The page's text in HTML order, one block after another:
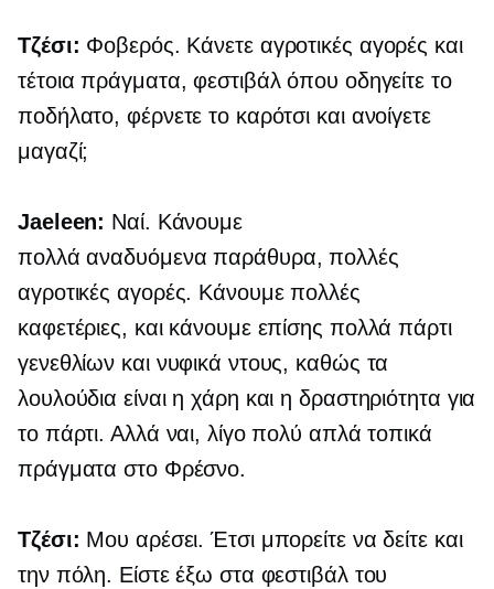
Τζέσι: Φοβερός. Κάνετε αγροτικές αγορές και
τέτοια πράγματα, φεστιβάλ όπου οδηγείτε το
ποδήλατο, φέρνετε το καρότσι και ανοίγετε
μαγαζί;
Jaeleen: Ναί. Κάνουμε
πολλάαναδυόμενα παράθυρα, πολλές
αγροτικές αγορές. Κάνουμε πολλές
καφετέριες, και κάνουμε επίσης πολλά πάρτι
γενεθλίων και νυφικά ντους, καθώς τα
λουλούδια είναι η χάρη και η δραστηριότητα για
το πάρτι. Αλλά ναι, λίγο πολύ απλά τοπικά
πράγματα στο Φρέσνο.
Τζέσι: Μου αρέσει. Έτσι μπορείτε να δείτε και
την πόλη. Είστε έξω στα φεστιβάλ του